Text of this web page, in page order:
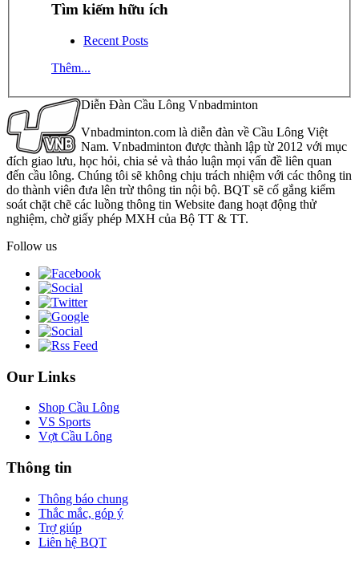
Tìm kiếm hữu ích
Recent Posts
Thêm...
Diễn Đàn Cầu Lông Vnbadminton
Vnbadminton.com là diễn đàn về Cầu Lông Việt
Nam. Vnbadminton được thành lập từ 2012 với mục
đích giao lưu, học hỏi, chia sẻ và thảo luận mọi vấn đề liên quan
đến cầu lông. Chúng tôi sẽ không chịu trách nhiệm với các thông tin
do thành viên đưa lên trừ thông tin nội bộ. BQT sẽ cố gắng kiểm
soát chặt chẽ các luồng thông tin Website đang hoạt động thử
nghiệm, chờ giấy phép MXH của Bộ TT & TT.
Follow us
Our Links
Shop Cầu Lông
VS Sports
Vợt Cầu Lông
Thông tin
Thông báo chung
Thắc mắc, góp ý
Trợ giúp
Liên hệ BQT